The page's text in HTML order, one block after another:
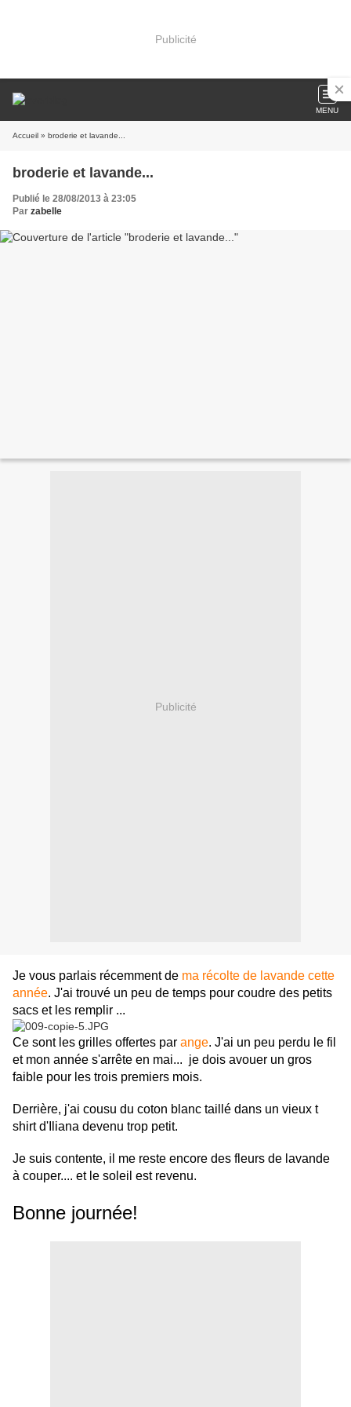
Publicité
MENU
Accueil » broderie et lavande...
broderie et lavande...
Publié le 28/08/2013 à 23:05
Par zabelle
Publicité
Je vous parlais récemment de ma récolte de lavande cette
année. J'ai trouvé un peu de temps pour coudre des petits
sacs et les remplir ...
Ce sont les grilles offertes par ange. J'ai un peu perdu le fil
et mon année s'arrête en mai... je dois avouer un gros
faible pour les trois premiers mois.
Derrière, j'ai cousu du coton blanc taillé dans un vieux t
shirt d'Iliana devenu trop petit.
Je suis contente, il me reste encore des fleurs de lavande
à couper.... et le soleil est revenu.
Bonne journée!